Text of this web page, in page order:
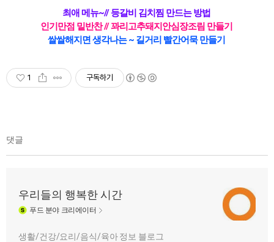
최애 메뉴~//등갈비 김치찜 만드는 방법
인기만점 밑반찬 //꽈리고추돼지안심장조림 만들기
쌀쌀해지면 생각나는 ~ 길거리 빨간어묵 만들기
1 구독하기
댓글
우리들의 행복한 시간
푸드 분야 크리에이터
생활/건강/요리/음식/육아 정보 블로그